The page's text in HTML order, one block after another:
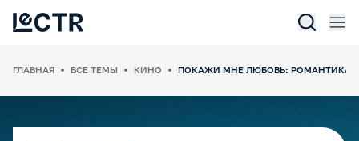
ГЛАВНАЯ ВСЕ ТЕМЫ КИНО ПОКАЖИ МНЕ ЛЮБОВЬ: РОМАНТИКА,